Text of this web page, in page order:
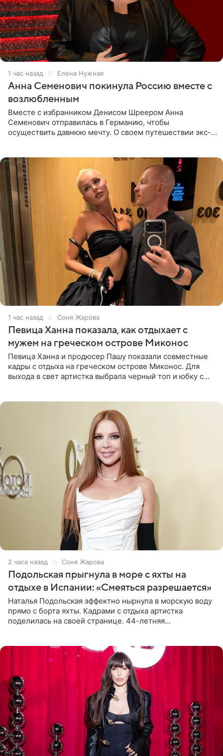
1 час назад Елена Нужная
Анна Семенович покинула Россию вместе с
возлюбленным
Вместе с избранником Денисом Шреером Анна
Семенович отправилась в Германию, чтобы
осуществить давнюю мечту. О своем путешествии экс-
1 час назад Соня Жарова
Певица Ханна показала, как отдыхает с
мужем на греческом острове Миконос
Певица Ханна и продюсер Пашу показали совместные
кадры с отдыха на греческом острове Миконос. Для
выхода в свет артистка выбрала черный топ и юбку с
2 часа назад Соня Жарова
Подольская прыгнула в море с яхты на
отдыхе в Испании: «Смеяться разрешается»
Наталья Подольская эффектно нырнула в морскую воду
прямо с борта яхты. Кадрами с отдыха артистка
поделилась на своей странице. 44-летняя